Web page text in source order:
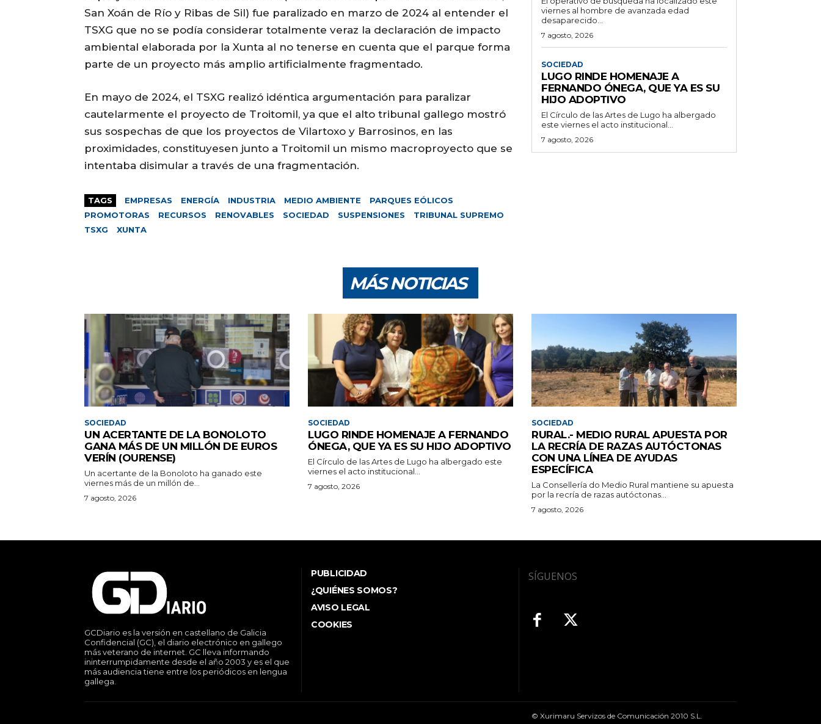
San Xoán de Río y Ribas de Sil) fue paralizado en marzo de 2024 al entender el
TSXG que no se podía considerar totalmente veraz la declaración de impacto
ambiental elaborada por la Xunta al no tenerse en cuenta que el parque forma
parte de un proyecto más amplio artificialmente fragmentado.
En mayo de 2024, el TSXG realizó idéntica argumentación para paralizar
cautelarmente el proyecto de Troitomil, ya que el alto tribunal gallego mostró
sus sospechas de que los proyectos de Vilartoxo y Barrosinos, en las
proximidades, constituyesen junto a Troitomil un mismo macroproyecto que se
intentaba disimular a través de una fragmentación.
TAGS EMPRESAS ENERGÍA INDUSTRIA MEDIO AMBIENTE
PARQUES EÓLICOS
PROMOTORAS
RECURSOS RENOVABLES SOCIEDAD SUSPENSIONES
TRIBUNAL SUPREMO
TSXG
XUNTA
viernes al hombre de avanzada edad
desaparecido...
7 agosto, 2026
SOCIEDAD
LUGO RINDE HOMENAJE A
FERNANDO ÓNEGA, QUE YA ES SU
HIJO ADOPTIVO
El Círculo de las Artes de Lugo ha albergado
este viernes el acto institucional...
7 agosto, 2026
MÁS NOTICIAS
SOCIEDAD
UN ACERTANTE DE LA BONOLOTO
GANA MÁS DE UN MILLÓN DE EUROS
VERÍN (OURENSE)
Un acertante de la Bonoloto ha ganado este
viernes más de un millón de...
7 agosto, 2026
SOCIEDAD
LUGO RINDE HOMENAJE A FERNANDO
ÓNEGA, QUE YA ES SU HIJO ADOPTIVO
El Círculo de las Artes de Lugo ha albergado este
viernes el acto institucional...
7 agosto, 2026
SOCIEDAD
RURAL.- MEDIO RURAL APUESTA POR
LA RECRÍA DE RAZAS AUTÓCTONAS
CON UNA LÍNEA DE AYUDAS
ESPECÍFICA
La Consellería do Medio Rural mantiene su apuesta
por la recría de razas autóctonas...
7 agosto, 2026
GCDiario es la versión en castellano de Galicia
Confidencial (GC), el diario electrónico en gallego
más veterano de internet. GC lleva informando
ininterrumpidamente desde el año 2003 y es el que
más audiencia tiene entre los periódicos en lengua
gallega.
PUBLICIDAD
¿QUIÉNES SOMOS?
AVISO LEGAL
COOKIES
SÍGUENOS
© Xurimaru Servizos de Comunicación 2010 S.L.